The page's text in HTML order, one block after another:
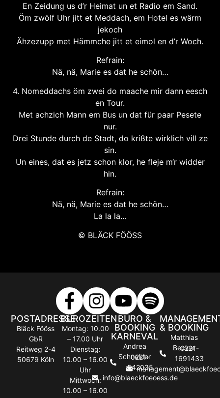
En Zeidung us d’r Heimat un et Radio em Sand.
Öm zwölf Uhr jitt et Meddach, em Hotel es wärm
jekoch
Ähzezupp met Hämmche jitt et eimol en d’r Woch.
Refrain:
Nä, nä, Marie es dat he schön…
4. Nomeddachs öm zwei do maache mir dann eesch
en Tour.
Met achzich Mann em Bus un dat für paar Pesete
nur.
Drei Stunde durch de Stadt, do krißte wirklich vill ze
sin.
Un eines, dat es jetz schon klor, he fleje m‘r widder
hin.
Refrain:
Nä, nä, Marie es dat he schön…
La la la…
© BLÄCK FÖÖSS
POSTADRESSE
Bläck Fööss
GbR
Reitweg 2-4
50679 Köln
BÜROZEITEN
Montag: 10.00
– 17.00 Uhr
Dienstag:
10.00 – 16.00
Uhr
Mittwoch:
10.00 – 16.00
BÜRO &
BOOKING
KARNEVAL
Andrea
Schneider
0221-
542035
info@blaeckfoeoess.de
& BOOKING
Matthias
Becker
0221-
1691433